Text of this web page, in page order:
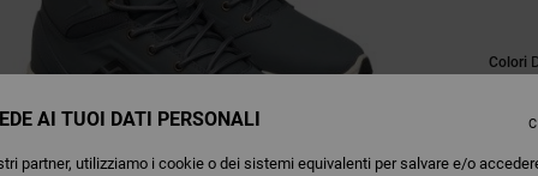
Colori
AI TUOI DATI PERSONALI
partner, utilizziamo i cookie o dei sistemi equivalenti per salvare e/o